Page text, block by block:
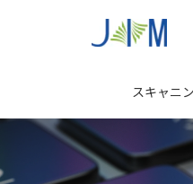
スキャニ